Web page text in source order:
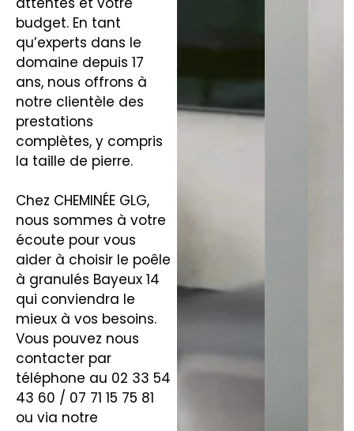
budget. En tant
qu’experts dans le
domaine depuis 17
ans, nous offrons à
notre clientèle des
prestations
complètes, y compris
la taille de pierre.
Chez CHEMINÉE GLG,
nous sommes à votre
écoute pour vous
aider à choisir le poêle
à granulés Bayeux 14
qui conviendra le
mieux à vos besoins.
Vous pouvez nous
contacter par
téléphone au 02 33 54
43 60 / 07 71 15 75 81
ou via notre